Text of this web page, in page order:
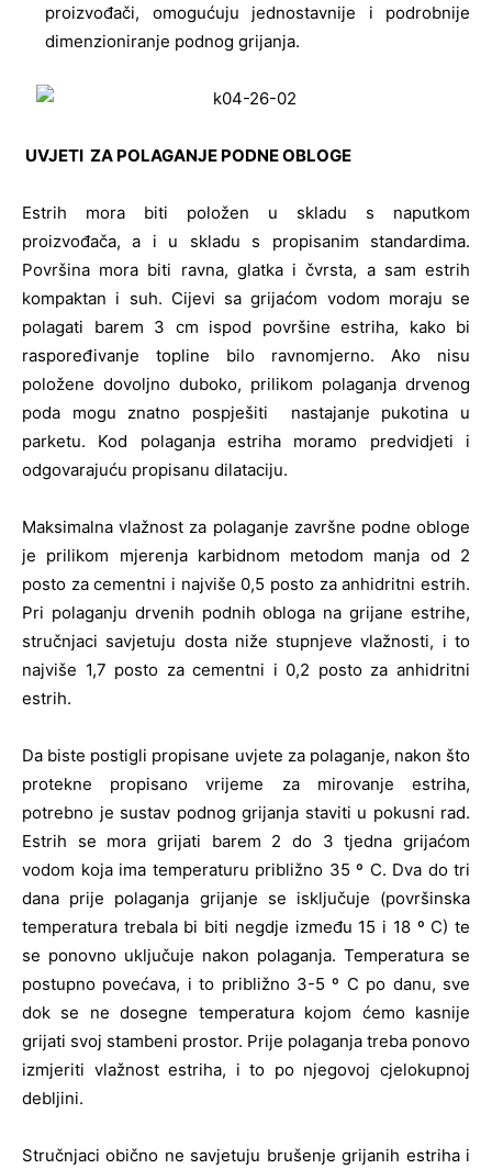
proizvođači, omogućuju jednostavnije i podrobnije
dimenzioniranje podnog grijanja.
UVJETI ZA POLAGANJE PODNE OBLOGE
Estrih mora biti položen u skladu s naputkom
proizvođača, a i u skladu s propisanim standardima.
Površina mora biti ravna, glatka i čvrsta, a sam estrih
kompaktan i suh. Cijevi sa grijaćom vodom moraju se
polagati barem 3 cm ispod površine estriha, kako bi
raspoređivanje topline bilo ravnomjerno. Ako nisu
položene dovoljno duboko, prilikom polaganja drvenog
poda mogu znatno pospješiti nastajanje pukotina u
parketu. Kod polaganja estriha moramo predvidjeti i
odgovarajuću propisanu dilataciju.
Maksimalna vlažnost za polaganje završne podne obloge
je prilikom mjerenja karbidnom metodom manja od 2
posto za cementni i najviše 0,5 posto za anhidritni estrih.
Pri polaganju drvenih podnih obloga na grijane estrihe,
stručnjaci savjetuju dosta niže stupnjeve vlažnosti, i to
najviše 1,7 posto za cementni i 0,2 posto za anhidritni
estrih.
Da biste postigli propisane uvjete za polaganje, nakon što
protekne propisano vrijeme za mirovanje estriha,
potrebno je sustav podnog grijanja staviti u pokusni rad.
Estrih se mora grijati barem 2 do 3 tjedna grijaćom
vodom koja ima temperaturu približno 35 º C. Dva do tri
dana prije polaganja grijanje se isključuje (površinska
temperatura trebala bi biti negdje između 15 i 18 º C) te
se ponovno uključuje nakon polaganja. Temperatura se
postupno povećava, i to približno 3-5 º C po danu, sve
dok se ne dosegne temperatura kojom ćemo kasnije
grijati svoj stambeni prostor. Prije polaganja treba ponovo
izmjeriti vlažnost estriha, i to po njegovoj cjelokupnoj
debljini.
Stručnjaci obično ne savjetuju brušenje grijanih estriha i